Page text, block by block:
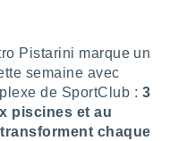
Pistarini marque un
semaine avec
de SportClub : 3
piscines et au
chaque